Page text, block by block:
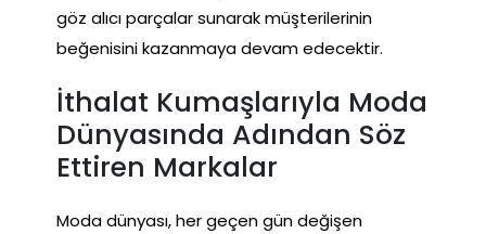
göz alıcı parçalar sunarak müşterilerinin
beğenisini kazanmaya devam edecektir.
İthalat Kumaşlarıyla Moda
Dünyasında Adından Söz
Ettiren Markalar
Moda dünyası, her geçen gün değişen